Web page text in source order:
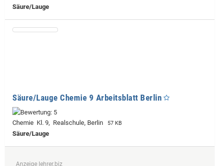
Säure/Lauge
Säure/Lauge Chemie 9 Arbeitsblatt Berlin
Chemie Kl. 9, Realschule, Berlin 57 KB
Säure/Lauge
Anzeige lehrer.biz